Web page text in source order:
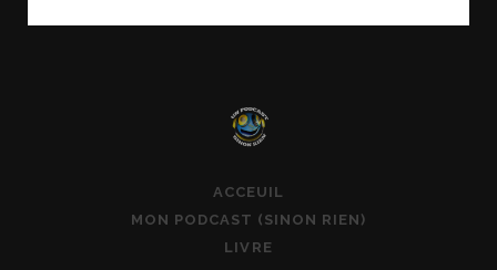
ACCEUIL
MON PODCAST (SINON RIEN)
LIVRE